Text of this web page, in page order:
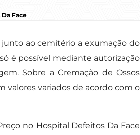
Face
junto ao cemitério a exumação do
é possível mediante autorização
Sobre a Cremação de Ossos
valores variados de acordo com o
no Hospital Defeitos Da Face